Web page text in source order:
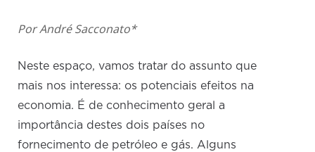
Por André Sacconato*
Neste espaço, vamos tratar do assunto que
mais nos interessa: os potenciais efeitos na
economia. É de conhecimento geral a
importância destes dois países no
fornecimento de petróleo e gás. Alguns